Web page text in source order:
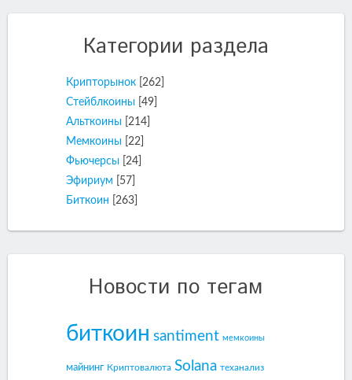
Категории раздела
Крипторынок
[262]
Стейблкоины [49]
Альткоины
[214]
Мемкоины
[22]
Фьючерсы
[24]
Эфириум
[57]
Биткоин
[263]
Новости по тегам
биткоин santiment мемкоины
майнинг Криптовалюта Solana теханализ